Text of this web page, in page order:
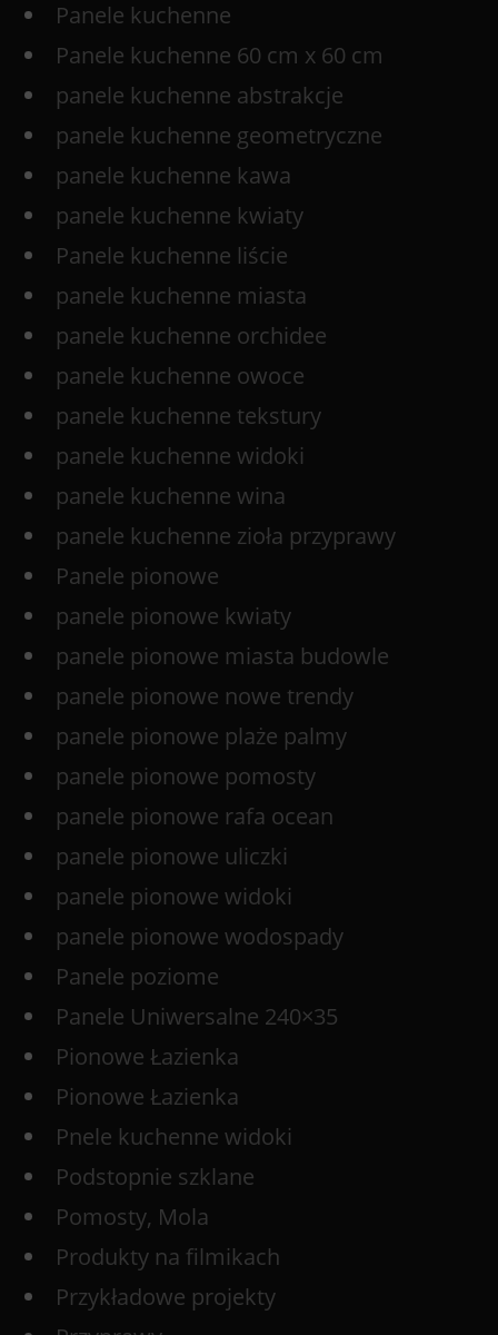
Panele kuchenne
Panele kuchenne 60 cm x 60 cm
panele kuchenne abstrakcje
panele kuchenne geometryczne
panele kuchenne kawa
panele kuchenne kwiaty
Panele kuchenne liście
panele kuchenne miasta
panele kuchenne orchidee
panele kuchenne owoce
panele kuchenne tekstury
panele kuchenne widoki
panele kuchenne wina
panele kuchenne zioła przyprawy
Panele pionowe
panele pionowe kwiaty
panele pionowe miasta budowle
panele pionowe nowe trendy
panele pionowe plaże palmy
panele pionowe pomosty
panele pionowe rafa ocean
panele pionowe uliczki
panele pionowe widoki
panele pionowe wodospady
Panele poziome
Panele Uniwersalne 240×35
Pionowe Łazienka
Pionowe Łazienka
Pnele kuchenne widoki
Podstopnie szklane
Pomosty, Mola
Produkty na filmikach
Przykładowe projekty